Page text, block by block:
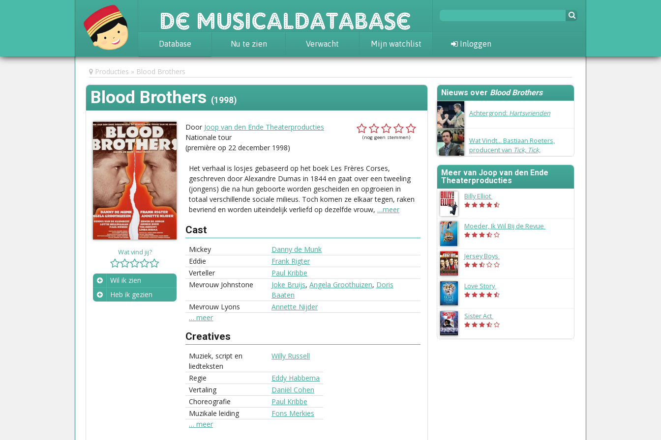
De Musicaldatabase
Database
Achtergrond
Awards
Statistieken
Nu te zien Verwacht Mijn watchlist Inloggen
Producties Blood Brothers
Blood Brothers (1998)
Wat vind jij?
Wil ik zien
Heb ik gezien
(nog geen stemmen)
Door Joop van den Ende Theaterproducties
Nationale tour
(première op 22 december 1998)
Het verhaal is losjes gebaseerd op het boek Les Frères Corses,
geschreven door Alexandre Dumas in 1844 en gaat over een tweeling
(jongens) die na hun geboorte worden gescheiden en opgroeien in
totaal verschillende sociale milieus. Toch komen ze elkaar tegen, raken
bevriend en worden uiteindelijk verliefd op dezelfde vrouw, …meer
Cast
Mickey
Danny de Munk
Eddie
Frank Rigter
Verteller
Paul Kribbe
Mevrouw Johnstone
Joke Bruijs, Angela Groothuizen, Doris
Baaten
Mevrouw Lyons
Annette Nijder
… meer
Creatives
Muziek, script en
liedteksten
Willy Russell
Regie
Eddy Habbema
Vertaling
Daniël Cohen
Choreografie
Paul Kribbe
Muzikale leiding
Fons Merkies
… meer
Nieuws over Blood Brothers
Achtergrond: Hartsvrienden
Wat Vindt... Bastiaan Roeters,
producent van Tick, Tick,
Boom!?
Meer van Joop van den Ende
Theaterproducties
Billy Elliot
Moeder, Ik Wil Bij de Revue
Jersey Boys
Love Story
Sister Act